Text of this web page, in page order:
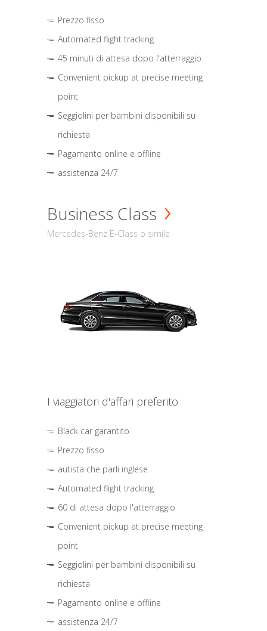
Prezzo fisso
Automated flight tracking
45 minuti di attesa dopo l'atterraggio
Convenient pickup at precise meeting
point
Seggiolini per bambini disponibili su
richiesta
Pagamento online e offline
assistenza 24/7
Business Class
Mercedes-Benz E-Class o simile
I viaggiatori d'affari preferito
Black car garantito
Prezzo fisso
autista che parli inglese
Automated flight tracking
60 di attesa dopo l'atterraggio
Convenient pickup at precise meeting
point
Seggiolini per bambini disponibili su
richiesta
Pagamento online e offline
assistenza 24/7